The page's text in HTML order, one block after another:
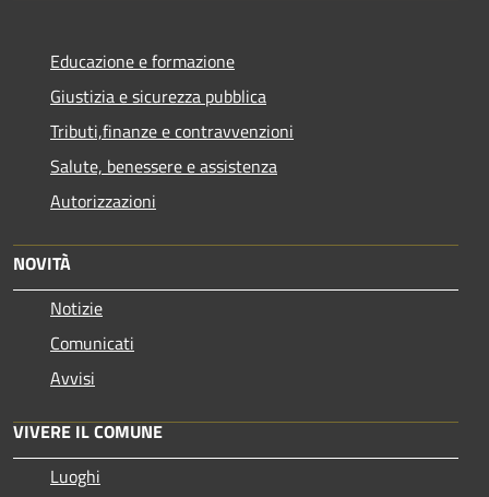
Educazione e formazione
Giustizia e sicurezza pubblica
Tributi,finanze e contravvenzioni
Salute, benessere e assistenza
Autorizzazioni
NOVITÀ
Notizie
Comunicati
Avvisi
VIVERE IL COMUNE
Luoghi